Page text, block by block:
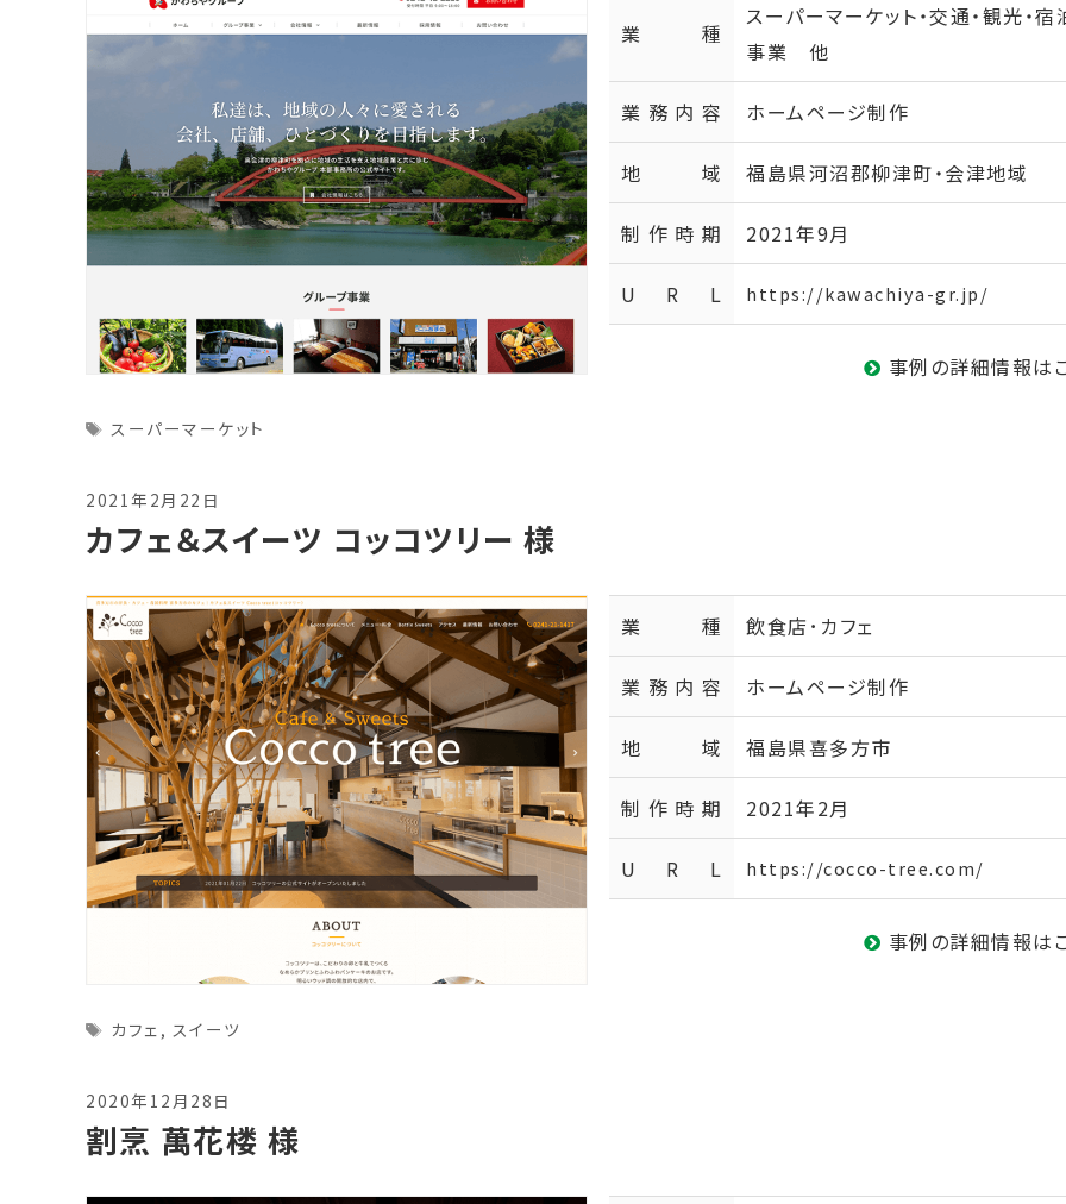
業種
スーパーマーケット・交通・観光・宿
事業 他
業務内容 ホームページ制作
地域 福島県河沼郡柳津町・会津地域
制作時期 2021年9月
U R L https://kawachiya-gr.jp/
事例の詳細情報は
Tags
スーパーマーケット
2021年2月22日
カフェ＆スイーツ コッコツリー 様
業種 飲食店･カフェ
業務内容 ホームページ制作
地域 福島県喜多方市
制作時期 2021年2月
U R L https://cocco-tree.com/
事例の詳細情報は
Tags
カフェ , スイーツ
2020年12月28日
割烹 萬花楼 様